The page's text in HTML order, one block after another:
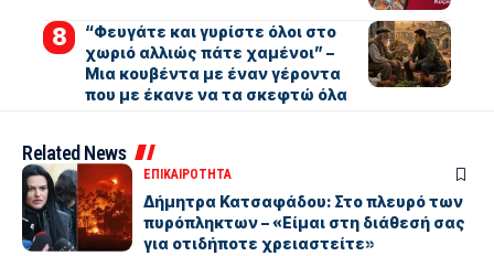
“Φευγάτε και γυρίστε όλοι στο
χωριό αλλιώς πάτε χαμένοι” –
Μια κουβέντα με έναν γέροντα
που με έκανε να τα σκεφτώ όλα
Related News
ΕΠΙΚΑΙΡΟΤΗΤΑ
Δήμητρα Κατσαφάδου: Στο πλευρό των
πυρόπληκτων – «Είμαι στη διάθεσή σας
για οτιδήποτε χρειαστείτε»